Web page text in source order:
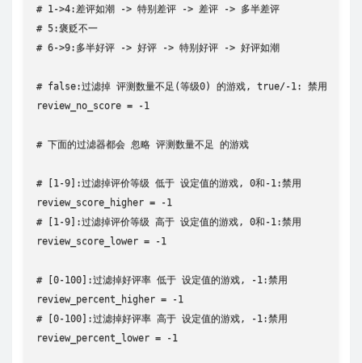
# 1->4:差评如潮 -> 特别差评 -> 差评 -> 多半差评
# 5:褒贬不一
# 6->9:多半好评 -> 好评 -> 特别好评 -> 好评如潮
# false:过滤掉 评测数量不足(等级0) 的游戏, true/-1: 禁用
review_no_score = -1
# 下面的过滤器都会 忽略 评测数量不足 的游戏
# [1-9]:过滤掉评价等级 低于 设定值的游戏, 0和-1:禁用
review_score_higher = -1
# [1-9]:过滤掉评价等级 高于 设定值的游戏, 0和-1:禁用
review_score_lower = -1
# [0-100]:过滤掉好评率 低于 设定值的游戏, -1:禁用
review_percent_higher = -1
# [0-100]:过滤掉好评率 高于 设定值的游戏, -1:禁用
review_percent_lower = -1